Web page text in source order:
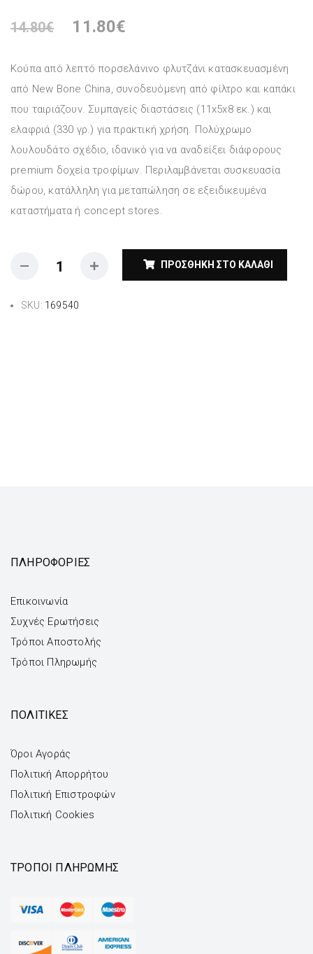
14.80€ 11.80€
Κούπα από λεπτό πορσελάνινο φλυτζάνι κατασκευασμένη
από New Bone China, συνοδευόμενη από φίλτρο και καπάκι
που ταιριάζουν. Συμπαγείς διαστάσεις (11x5x8 εκ.) και
ελαφριά (330 γρ.) για πρακτική χρήση. Πολύχρωμο
λουλουδάτο σχέδιο, ιδανικό για να αναδείξει διάφορους
premium δοχεία τροφίμων. Περιλαμβάνεται συσκευασία
δώρου, κατάλληλη για μεταπώληση σε εξειδικευμένα
καταστήματα ή concept stores.
ΠΡΟΣΘΉΚΗ ΣΤΟ ΚΑΛΆΘΙ
SKU: 169540
ΠΛΗΡΟΦΟΡΙΕΣ
Επικοινωνία
Συχνές Ερωτήσεις
Τρόποι Αποστολής
Τρόποι Πληρωμής
ΠΟΛΙΤΙΚΕΣ
Όροι Αγοράς
Πολιτική Απορρήτου
Πολιτική Επιστροφών
Πολιτική Cookies
ΤΡΌΠΟΙ ΠΛΗΡΩΜΉΣ